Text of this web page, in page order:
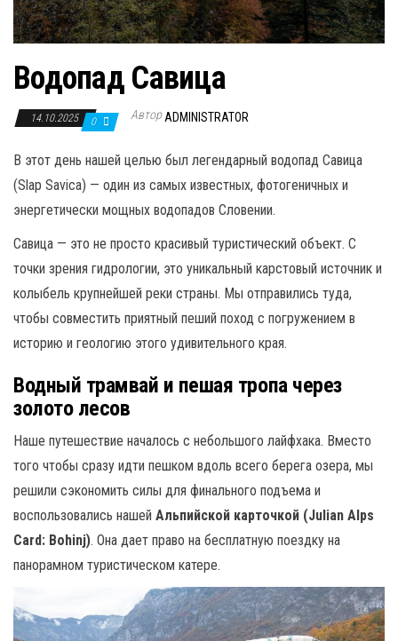
Водопад Савица
14.10.2025 0 АвторADMINISTRATOR
В этот день нашей целью был легендарный водопад Савица
(Slap Savica) — один из самых известных, фотогеничных и
энергетически мощных водопадов Словении.
Савица — это не просто красивый туристический объект. С
точки зрения гидрологии, это уникальный карстовый источник и
колыбель крупнейшей реки страны. Мы отправились туда,
чтобы совместить приятный пеший поход с погружением в
историю и геологию этого удивительного края.
Водный трамвай и пешая тропа через
золото лесов
Наше путешествие началось с небольшого лайфхака. Вместо
того чтобы сразу идти пешком вдоль всего берега озера, мы
решили сэкономить силы для финального подъема и
воспользовались нашей Альпийской карточкой (Julian Alps
Card: Bohinj). Она дает право на бесплатную поездку на
панорамном туристическом катере.